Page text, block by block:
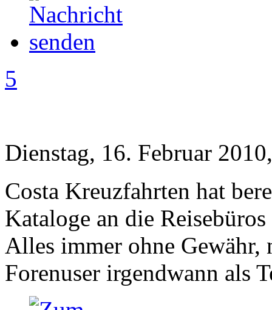
5
Dienstag, 16. Februar
Costa Kreuzfahrten hat
Kataloge an die
Alles immer ohne Gewähr,
Forenuser irgendwann als